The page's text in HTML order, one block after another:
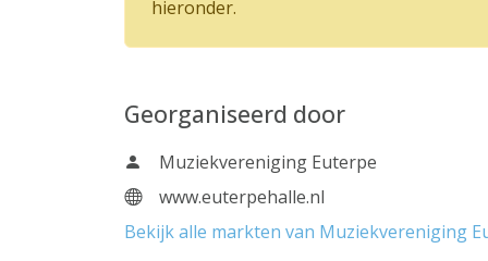
hieronder.
Georganiseerd door
Muziekvereniging Euterpe
www.euterpehalle.nl
Bekijk alle markten van Muziekvereniging